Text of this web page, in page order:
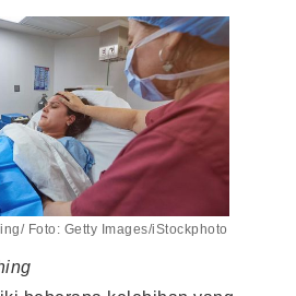
Foto: Getty Images/iStockphoto